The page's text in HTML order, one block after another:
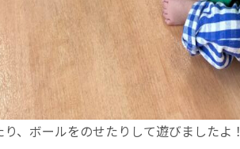
、ボールをのせたりして遊びましたよ！